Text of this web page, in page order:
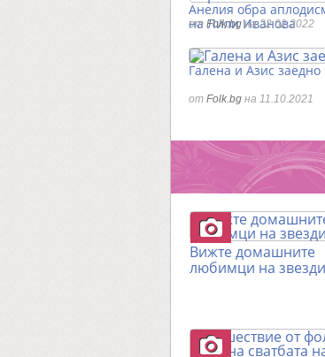
Анелия обра
на Лили Иванова
от Folk.bg на 22.02.2022
Галена и Азис заедно
от Folk.bg на 11.10.2021
Вижте домашните
любимци на